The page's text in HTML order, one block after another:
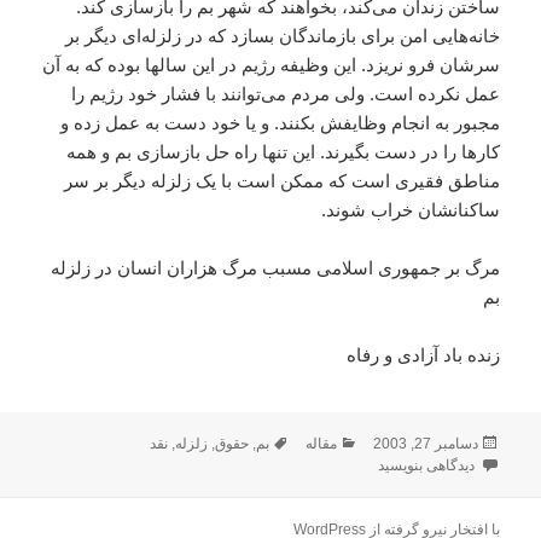
ساختن زندان مى‌کند، بخواهند که شهر بم را بازسازى کند.
خانه‌هايى امن براى بازماندگان بسازد که در زلزله‌اى ديگر بر
سرشان فرو نريزد. اين وظيفه رژيم در اين سالها بوده که به آن
عمل نکرده است. ولى مردم مى‌توانند با فشار خود رژيم را
مجبور به انجام وظايفش بکنند. و يا خود دست به عمل زده و
کارها را در دست بگيرند. اين تنها راه حل بازسازى بم و همه
مناطق فقيرى است که ممکن است با يک زلزله ديگر بر سر
ساکنانشان خراب شوند.
مرگ بر جمهورى اسلامى مسبب مرگ هزاران انسان در زلزله
بم
زنده باد آزادى و رفاه
ارسال
شده
دسامبر 27, 2003 دسته‌ها
مقاله برچسب‌ها
بم,حقوق, زلزله,نقد
برای زلزله سياسى تنها راه حل زلزله‌هاى طبيعى
دیدگاهی بنویسید
با افتخار نیرو گرفته از WordPress